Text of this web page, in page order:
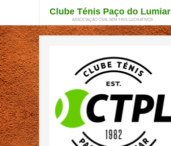
Clube Ténis Paço do Lumiar
ASSOCIAÇÃO CIVIL SEM FINS LUCRATIVOS